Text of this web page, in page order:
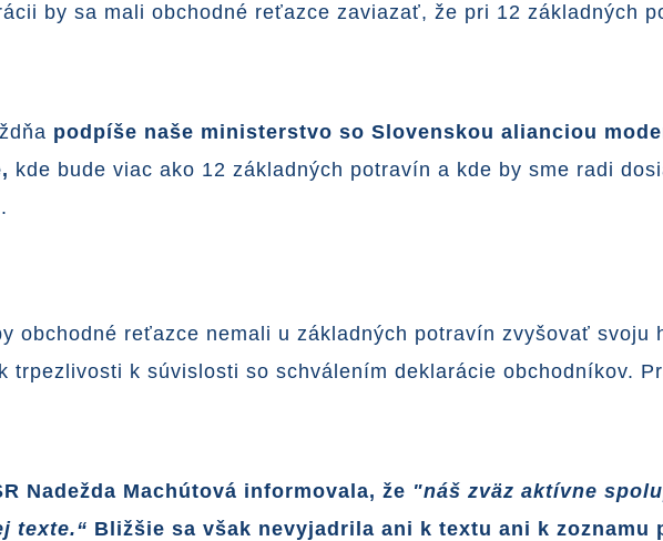
by sa mali obchodné reťazce zaviazať, že pri 12 základných
podpíše naše ministerstvo so Slovenskou alianciou
kde bude viac ako 12 základných potravín a kde by sme radi
obchodné reťazce nemali u základných potravín zvyšovať
trpezlivosti k súvislosti so schválením deklarácie obchodníkov.
Nadežda Machútová informovala, že "náš zväz aktívne
texte.“ Bližšie sa však nevyjadrila ani k textu ani k